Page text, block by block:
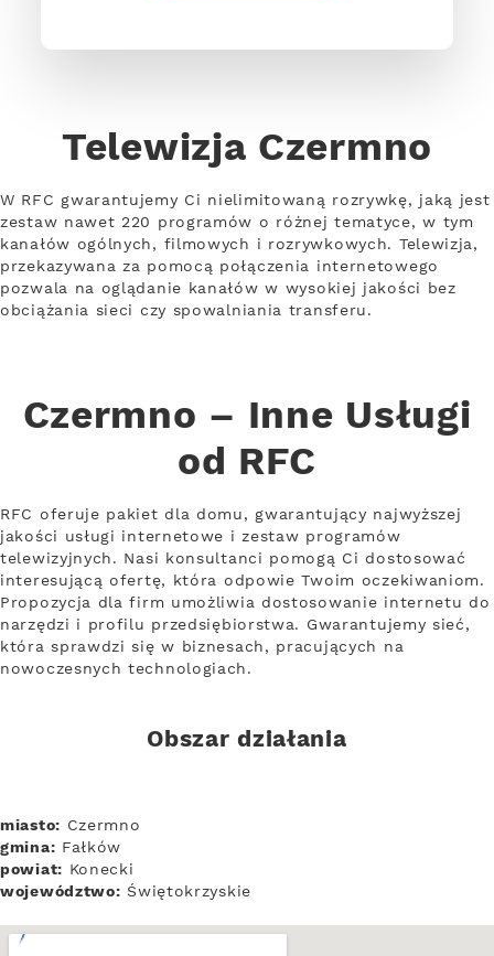
Telewizja Czermno
W RFC gwarantujemy Ci nielimitowaną rozrywkę, jaką jest
zestaw nawet 220 programów o różnej tematyce, w tym
kanałów ogólnych, filmowych i rozrywkowych. Telewizja,
przekazywana za pomocą połączenia internetowego
pozwala na oglądanie kanałów w wysokiej jakości bez
obciążania sieci czy spowalniania transferu.
Czermno – Inne Usługi
od RFC
RFC oferuje pakiet dla domu, gwarantujący najwyższej
jakości usługi internetowe i zestaw programów
telewizyjnych. Nasi konsultanci pomogą Ci dostosować
interesującą ofertę, która odpowie Twoim oczekiwaniom.
Propozycja dla firm umożliwia dostosowanie internetu do
narzędzi i profilu przedsiębiorstwa. Gwarantujemy sieć,
która sprawdzi się w biznesach, pracujących na
nowoczesnych technologiach.
Obszar działania
miasto: Czermno
gmina: Fałków
powiat: Konecki
województwo: Świętokrzyskie